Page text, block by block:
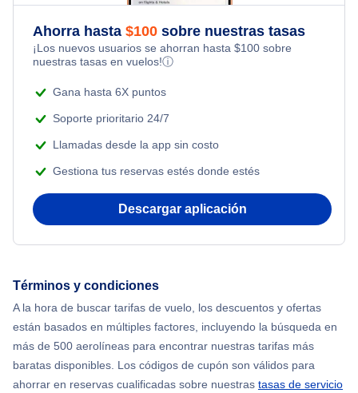
Flights Under $49
Flights Under $99
Flights Under $199
Flights from Toronto to Shanghai
Flights from Nueva York to Tel Aviv
Flights from Nueva York to Atenas
Flights from Shanghai to Nueva York
Flights from Delhi to Nueva York
Flights from Chicago to Delhi
Romantic Vacations
Adventure Vacations
Beach Vacations
Ahorra hasta $100 sobre nuestras tasas
¡Los nuevos usuarios se ahorran hasta $100 sobre
nuestras tasas en vuelos!ⓘ
Gana hasta 6X puntos
Soporte prioritario 24/7
Llamadas desde la app sin costo
Gestiona tus reservas estés donde estés
Descargar aplicación
Términos y condiciones
A la hora de buscar tarifas de vuelo, los descuentos y ofertas
están basados en múltiples factores, incluyendo la búsqueda en
más de 500 aerolíneas para encontrar nuestras tarifas más
baratas disponibles. Los códigos de cupón son válidos para
ahorrar en reservas cualificadas sobre nuestras tasas de servicio